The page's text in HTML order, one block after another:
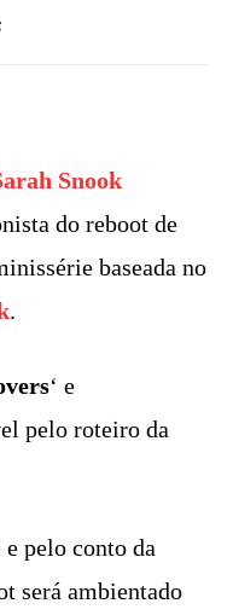
Snook
do reboot de
baseada no
.
‘ e
pelo roteiro da
pelo conto da
será ambientado